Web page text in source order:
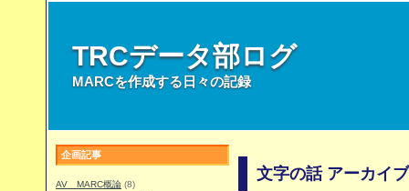
TRCデータ部ログ
MARCを作成する日々の記録
企画記事
AV MARC概論 (8)
文字の話 アーカイブ